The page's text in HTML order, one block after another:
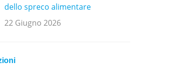
dello spreco alimentare
22 Giugno 2026